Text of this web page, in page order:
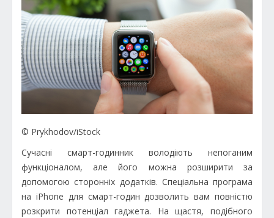
© Prykhodov/iStock
Сучасні смарт-годинник володіють непоганим
функціоналом, але його можна розширити за
допомогою сторонніх додатків. Спеціальна програма
на iPhone для смарт-годин дозволить вам повністю
розкрити потенціал гаджета. На щастя, подібного